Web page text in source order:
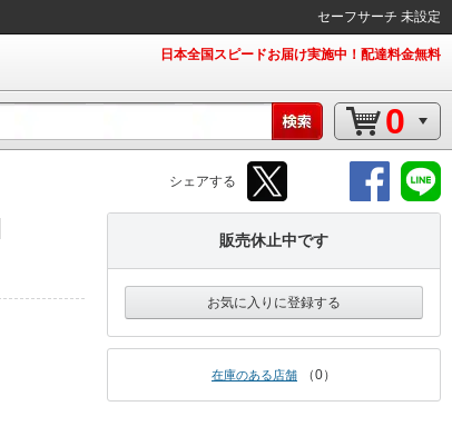
セーフサーチ 未設定
日本全国スピードお届け実施中！配達料金無料
0
シェアする
販売休止中です
お気に入りに登録する
在庫のある店舗 0